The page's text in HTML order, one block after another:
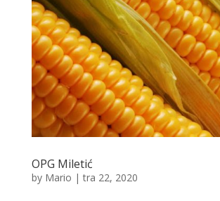
OPG Miletić
by Mario |tra 22, 2020